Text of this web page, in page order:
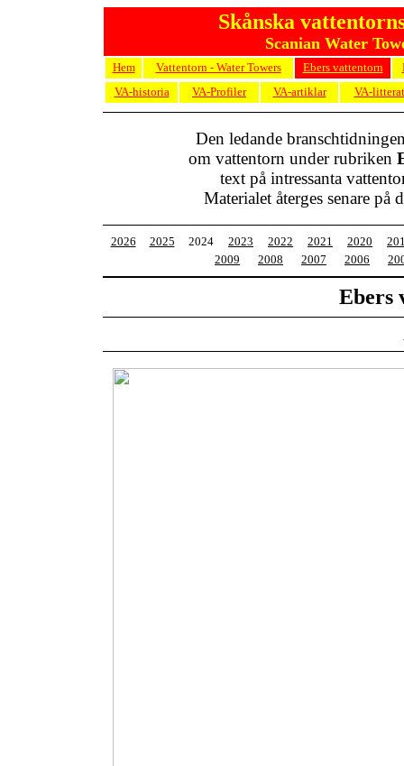
Skånska
Scanian Water
Hem Vattentorn - Water Towers Ebers vattentorn
VA-historia
VA-Profiler VA-artiklar VA-
Den ledande
om vattentorn under rubriken
text på intressanta
Materialet återges senare på
2026 2025 2024 2023 2022 2021 2020
2009
2008 2007 2006
Ebers